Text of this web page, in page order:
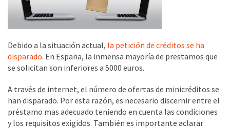
Debido a la situación actual, la petición de créditos se ha
disparado. En España, la inmensa mayoría de prestamos que
se solicitan son inferiores a 5000 euros.
A través de internet, el número de ofertas de minicréditos se
han disparado. Por esta razón, es necesario discernir entre el
préstamo mas adecuado teniendo en cuenta las condiciones
y los requisitos exigidos. También es importante aclarar